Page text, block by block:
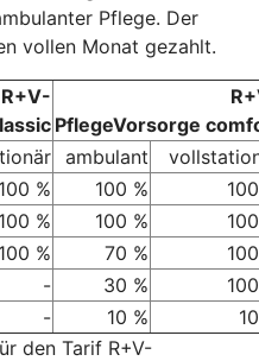
Pflege. Der
vollen Monat gezahlt.
R+V-
PflegeVorsorge
ambulant
100 % 100 %
100 % 100 %
100 % 70 %
- 30 %
- 10 %
den Tarif R+V-